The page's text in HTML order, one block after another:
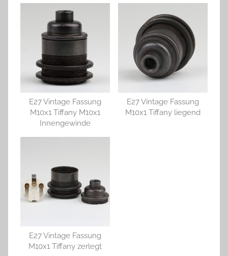
E27 Vintage Fassung
M10x1 Tiffany M10x1
Innengewinde
E27 Vintage Fassung
M10x1 Tiffany liegend
E27 Vintage Fassung
M10x1 Tiffany zerlegt